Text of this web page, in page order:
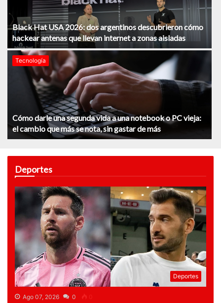
Black Hat USA 2026: dos argentinos descubrieron cómo
hackear antenas que llevan internet a zonas aisladas
Tecnología
Cómo darle una segunda vida a una notebook o PC vieja:
el cambio que más se nota, sin gastar de más
Deportes
Deportes
Ago 07, 2026 0 0